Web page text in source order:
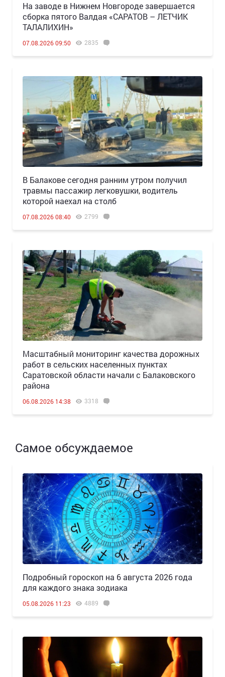
Н️а заводе в Нижнем Новгороде завершается
сборка пятого Валдая «САРАТОВ – ЛЕТЧИК
ТАЛАЛИХИН»
07.08.2026 09:50 2835
В Балакове сегодня ранним утром получил
травмы пассажир легковушки, водитель
которой наехал на столб
07.08.2026 08:40 2799
Масштабный мониторинг качества дорожных
работ в сельских населенных пунктах
Саратовской области начали с Балаковского
района
06.08.2026 14:38 3318
Самое обсуждаемое
Подробный гороскоп на 6 августа 2026 года
для каждого знака зодиака
05.08.2026 11:23 4889